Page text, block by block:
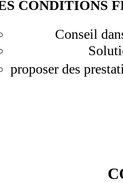
CONDITIONS
Conseil
proposer des